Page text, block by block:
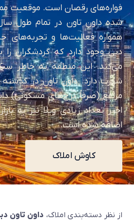
فواره‌های رقصان است. موقعیت
شده داون تاون در تمام طول سال
همواره فعالیت‌ها و تجربه‌های
دبی وجود دارد که گردشگران را
می‌کند. این منطقه به خاطر سبک
شهرت دارد. داون تاون در گذشته
مرتفع (صرفاً برج‌های مسکونی)
اخیر تعداد زیادی ویلا نیز به
اضافه شده است.
کاوش املاک
از نظر دسته‌بندی املاک،داون تاون دبی